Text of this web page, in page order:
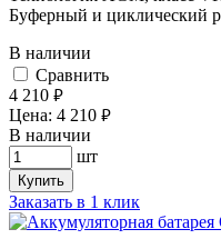
Буферный и циклический
В наличии
Cравнить
4 210 руб.
Цена: 4 210 руб.
В наличии
шт
Купить
Заказать в 1 клик